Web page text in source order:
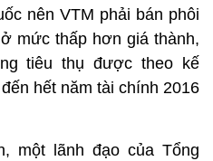
nên VTM phải bán phôi
mức thấp hơn giá thành,
tiêu thụ được theo kế
hết năm tài chính 2016
một lãnh đạo của Tổng